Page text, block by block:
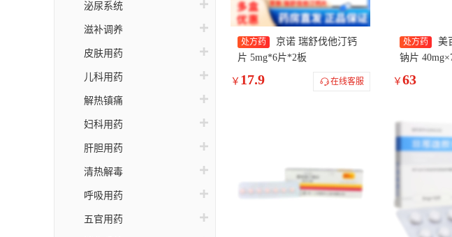
泌尿系统
滋补调养
皮肤用药
儿科用药
解热镇痛
妇科用药
肝胆用药
清热解毒
呼吸用药
五官用药
处方药
京诺 瑞舒伐他汀钙
片 5mg*6片*2板
￥ 17.9 在线客服
处方药
美
钠片
￥ 63